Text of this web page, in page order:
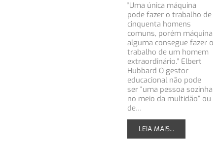
"Uma única máquina
pode fazer o trabalho de
cinquenta homens
comuns, porém máquina
alguma consegue fazer o
trabalho de um homem
extraordinário." Elbert
Hubbard O gestor
educacional não pode
ser “uma pessoa sozinha
no meio da multidão” ou
de…
LEIA MAIS...